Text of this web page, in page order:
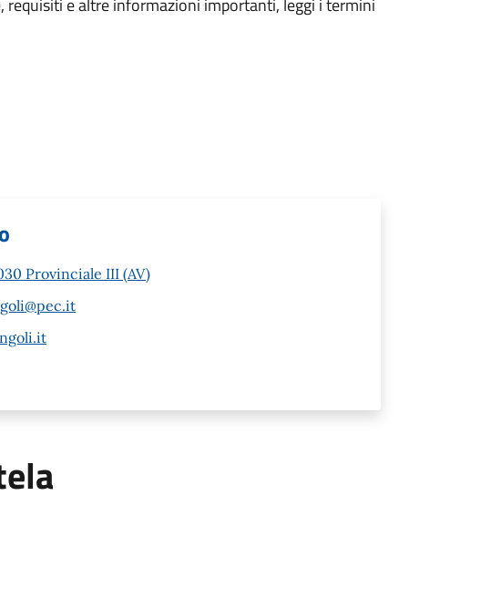
requisiti e altre informazioni importanti, leggi i termini
Provinciale III (AV)